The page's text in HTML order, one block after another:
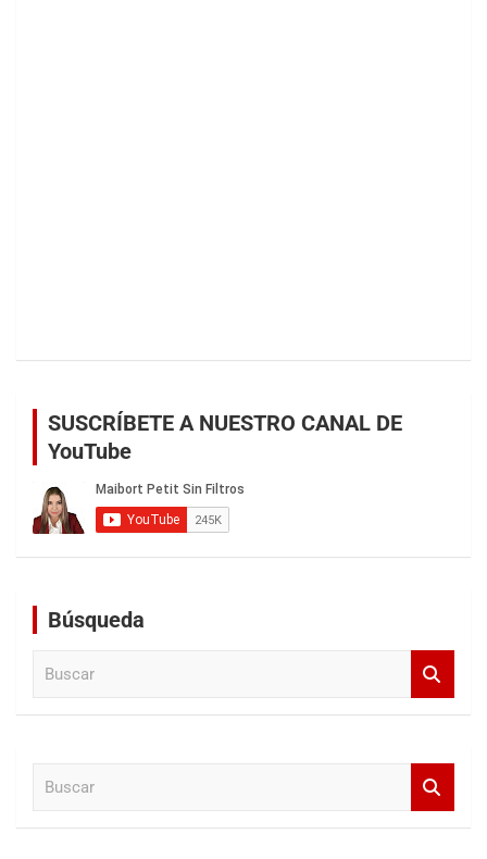
SUSCRÍBETE A NUESTRO CANAL DE
YouTube
Búsqueda